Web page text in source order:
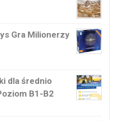
Gra Milionerzy
dla średnio
B1-B2